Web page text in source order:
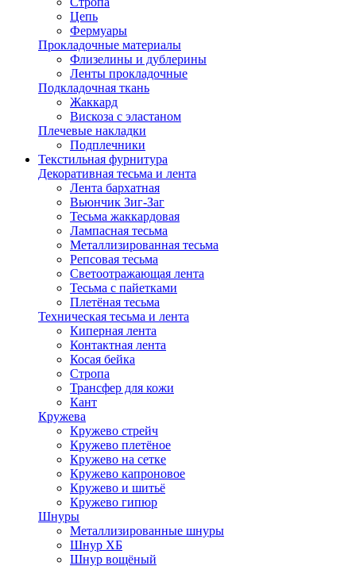
Цепь
Фермуары
Прокладочные материалы
Флизелины и дублерины
Ленты прокладочные
Подкладочная ткань
Жаккард
Вискоза с эластаном
Плечевые накладки
Подплечники
Текстильная фурнитура
Декоративная тесьма и лента
Лента бархатная
Вьюнчик Зиг-Заг
Тесьма жаккардовая
Лампасная тесьма
Металлизированная тесьма
Репсовая тесьма
Светоотражающая лента
Тесьма с пайетками
Плетёная тесьма
Техническая тесьма и лента
Киперная лента
Контактная лента
Косая бейка
Стропа
Трансфер для кожи
Кант
Кружева
Кружево стрейч
Кружево плетёное
Кружево на сетке
Кружево капроновое
Кружево и шитьё
Кружево гипюр
Шнуры
Металлизированные шнуры
Шнур ХБ
Шнур вощёный